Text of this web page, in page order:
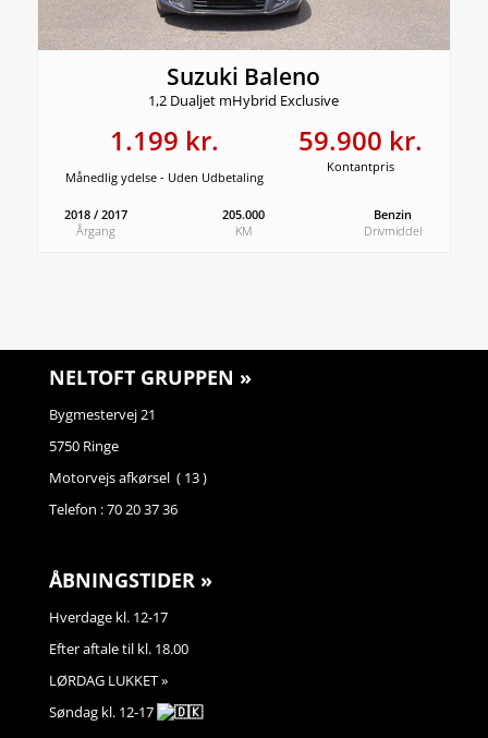
Suzuki Baleno
1,2 Dualjet mHybrid Exclusive
1.199 kr.
Månedlig ydelse - Uden Udbetaling
59.900 kr.
Kontantpris
2018 / 2017
Årgang
205.000
KM
Benzin
Drivmiddel
NELTOFT GRUPPEN »
Bygmestervej 21
5750 Ringe
Motorvejs afkørsel ( 13 )
Telefon : 70 20 37 36
ÅBNINGSTIDER »
Hverdage kl. 12-17
Efter aftale til kl. 18.00
LØRDAG LUKKET »
Søndag kl. 12-17